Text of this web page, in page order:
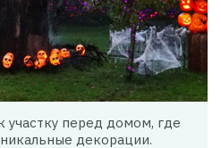
участку перед домом, где
декорации.